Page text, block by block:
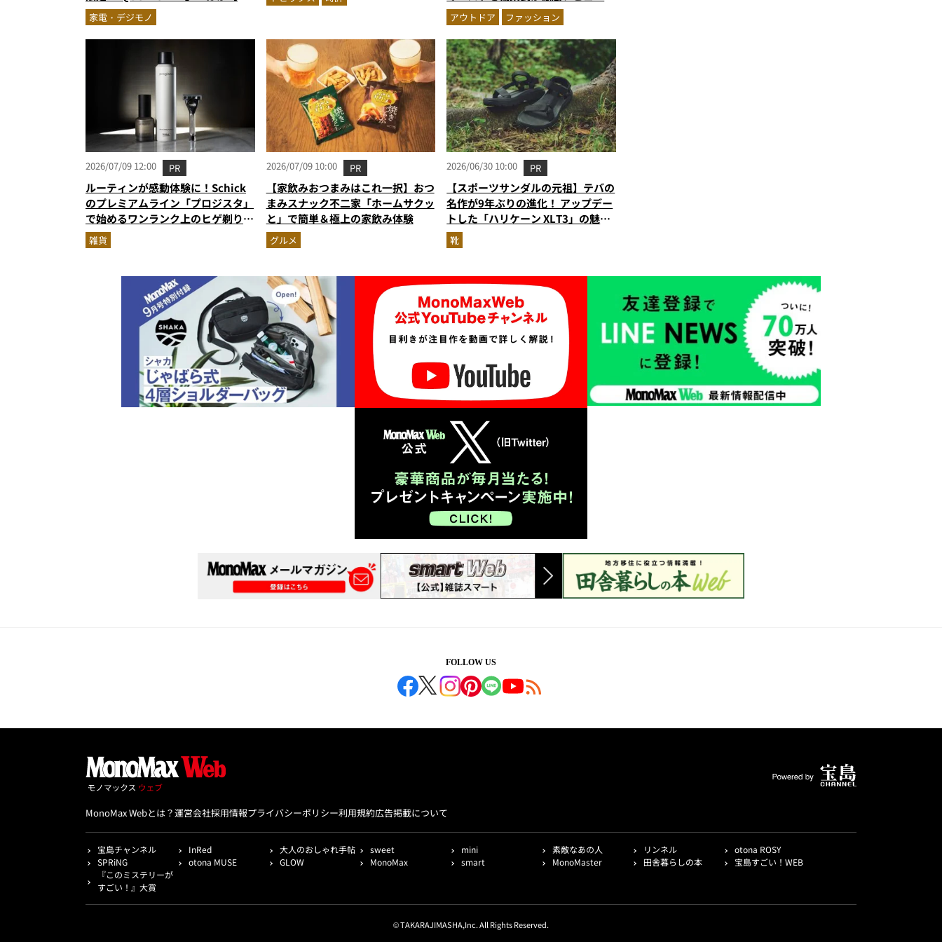
ジェットの人気記事ランキングベス
ト3】（2026年6月版）
家電・デジモノ
炎天下でも“寒さ”を味わえる本気
のギア『コレ買いです』Vol.172
アウトドア ファッション
2026/07/09 12:00 PR
ルーティンが感動体験に！Schick
のプレミアムライン「プロジスタ」
で始めるワンランク上のヒゲ剃り習
慣
雑貨
2026/07/09 10:00 PR
【家飲みおつまみはこれ一択】おつ
まみスナック不二家「ホームサクッ
と」で簡単＆極上の家飲み体験
グルメ
2026/06/30 10:00 PR
【スポーツサンダルの元祖】テバの
名作が9年ぶりの進化！ アップデー
トした「ハリケーン XLT3」の魅力
を識者があらゆる角度から徹底解
説！
靴
FOLLOW US
MonoMax Webとは？運営会社採用情報プライバシーポリシー利用規約広告掲載について
宝島チャンネル InRed 大人のおしゃれ手帖 sweet mini 素敵なあの人 リンネル
otona ROSY
SPRiNG
otona MUSE GLOW MonoMax smart MonoMaster 田舎暮らしの本
宝島すごい！WEB
『このミステリーが
すごい！』大賞
© TAKARAJIMASHA,Inc. All Rights Reserved.